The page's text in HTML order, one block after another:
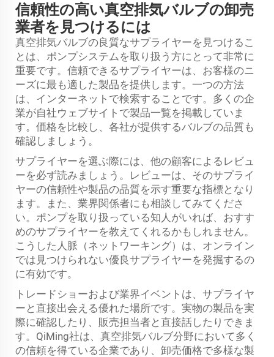
信頼性の高い真空排気バルブの卸売
業者を見つけるには
真空排気バルブの良質なサプライヤーを見つけるこ
とは、ポンプシステムを取り扱う方にとって非常に
重要です。信頼できるサプライヤーは、お客様のニ
ーズに最も適した製品を提供します。一つの方法
は、インターネットで検索することです。多くの企
業が自社ウェブサイトで製品一覧を掲載していま
す。価格を比較し、各社が提供するバルブの品質も
確認しましょう。
サプライヤーを選ぶ際には、他の顧客によるレビュ
ーを必ず読みましょう。レビューは、そのサプライ
ヤーの信頼性や製品の品質を示す重要な指標となり
ます。また、業界関係者にも相談してみてくださ
い。ポンプを取り扱っている知人がいれば、おすす
めのサプライヤーを教えてくれるかもしれません。
こうした人脈（ネットワーキング）は、オンライン
では見つけられない優良サプライヤーを発掘するの
に有効です。
トレードショーおよび業界イベントは、サプライヤ
ーと直接出会える優れた場所です。実物の製品を実
際に確認したり、販売担当者と直接話したりできま
す。QiMing社は、真空排気バルブ分野において多く
の信頼を得ている企業であり、卸売価格で多様な製